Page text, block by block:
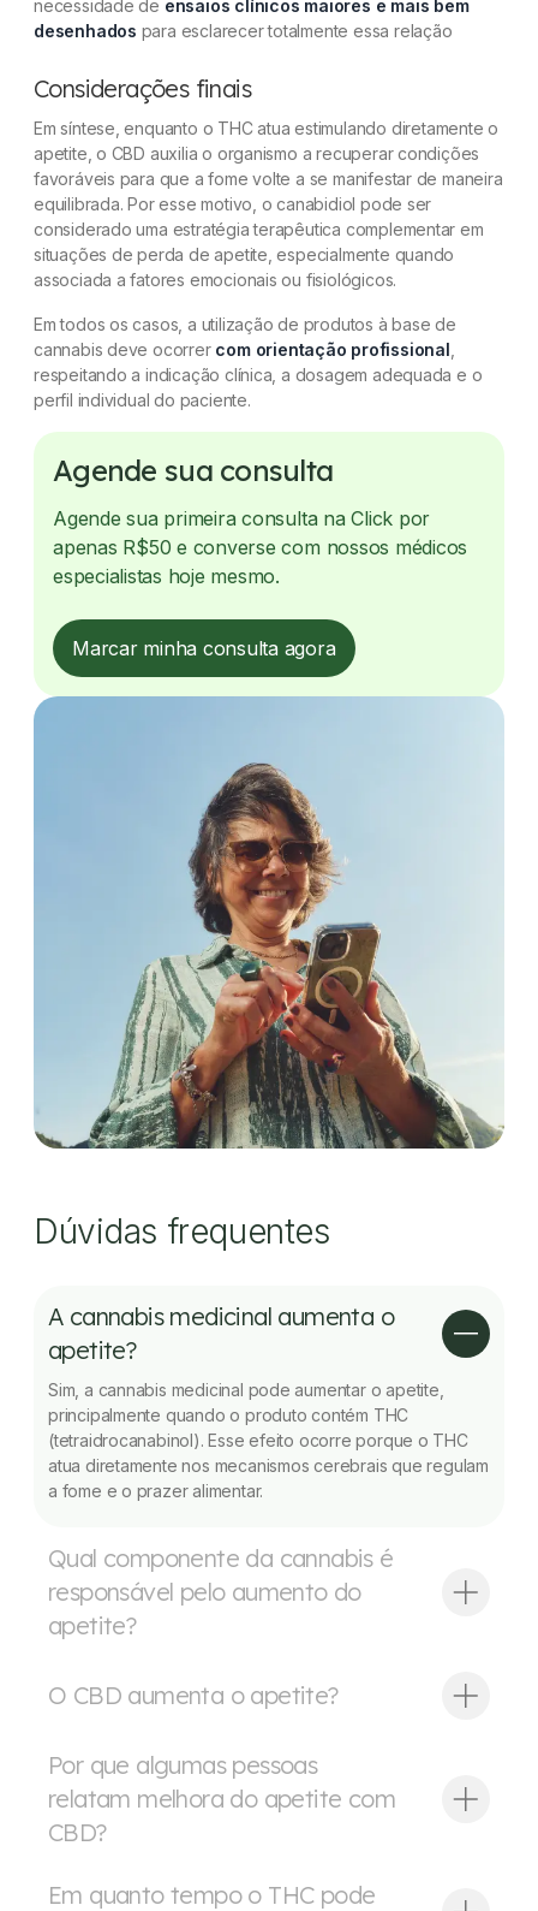
necessidade de ensaios clínicos maiores e mais bem
desenhados para esclarecer totalmente essa relação
Considerações finais
Em síntese, enquanto o THC atua estimulando diretamente o
apetite, o CBD auxilia o organismo a recuperar condições
favoráveis para que a fome volte a se manifestar de maneira
equilibrada. Por esse motivo, o canabidiol pode ser
considerado uma estratégia terapêutica complementar em
situações de perda de apetite, especialmente quando
associada a fatores emocionais ou fisiológicos.
Em todos os casos, a utilização de produtos à base de
cannabis deve ocorrer com orientação profissional
respeitando a indicação clínica, a dosagem adequada e o
perfil individual do paciente.
Agende sua consulta
Agende sua primeira consulta na Click por
apenas R$50 e converse com nossos médicos
especialistas hoje mesmo.
Marcar minha consulta agora
Dúvidas frequentes
A cannabis medicinal aumenta o
apetite?
Sim, a cannabis medicinal pode aumentar o apetite,
principalmente quando o produto contém THC
(tetraidrocanabinol). Esse efeito ocorre porque o THC
atua diretamente nos mecanismos cerebrais que regulam
a fome e o prazer alimentar.
Qual componente da cannabis é
responsável pelo aumento do
apetite?
O CBD aumenta o apetite?
Por que algumas pessoas
relatam melhora do apetite com
CBD?
Em quanto tempo o THC pode